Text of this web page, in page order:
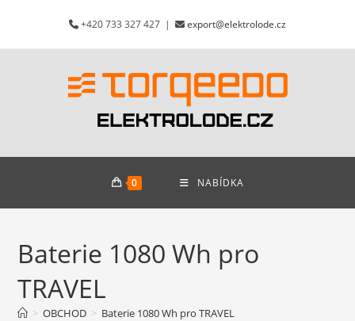
obsahu
+420 733 327 427 | export@elektrolode.cz
0 NABÍDKA
Baterie 1080 Wh pro
TRAVEL
> OBCHOD > Baterie 1080 Wh pro TRAVEL